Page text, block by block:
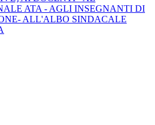
ATA - AGLI INSEGNANTI DI
ALL'ALBO SINDACALE